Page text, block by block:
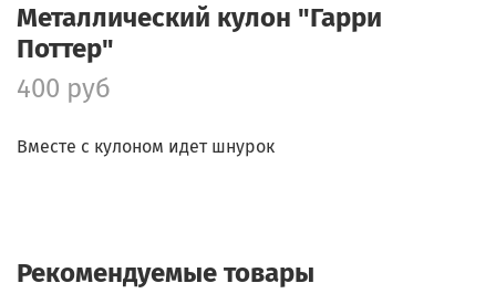
Металлический кулон "Гарри
Поттер"
400 руб
Вместе с кулоном идет шнурок
Рекомендуемые товары